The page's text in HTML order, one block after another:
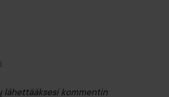
lähettääksesi kommentin